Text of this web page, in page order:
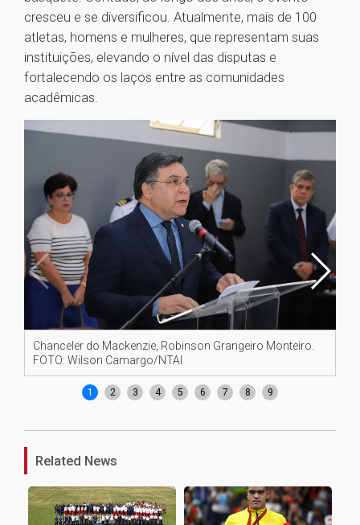
cresceu e se diversificou. Atualmente, mais de 100
atletas, homens e mulheres, que representam suas
instituições, elevando o nível das disputas e
fortalecendo os laços entre as comunidades
acadêmicas.
Chanceler do Mackenzie, Robinson Grangeiro Monteiro.
FOTO: Wilson Camargo/NTAI
1 2 3 4 5 6 7 8 9
Related News